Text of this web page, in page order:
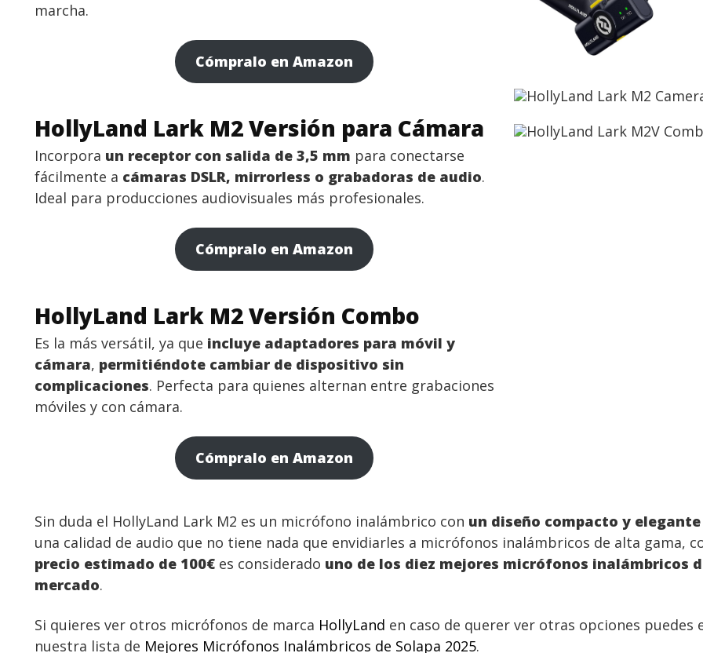
marcha.
Cómpralo en Amazon
HollyLand Lark M2 Versión para Cámara
Incorpora un receptor con salida de 3,5 mm para conectarse
fácilmente a cámaras DSLR, mirrorless o grabadoras de audio.
Ideal para producciones audiovisuales más profesionales.
Cómpralo en Amazon
HollyLand Lark M2 Versión Combo
Es la más versátil, ya que incluye adaptadores para móvil y
cámara, permitiéndote cambiar de dispositivo sin
complicaciones. Perfecta para quienes alternan entre grabaciones
móviles y con cámara.
Cómpralo en Amazon
Sin duda el HollyLand Lark M2 es un micrófono inalámbrico con un diseño compacto y elegante
una calidad de audio que no tiene nada que envidiarles a micrófonos inalámbricos de alta gama,
precio estimado de 100€ es considerado uno de los diez mejores micrófonos inalámbricos
mercado.
Si quieres ver otros micrófonos de marca HollyLand en caso de querer ver otras opciones puedes
nuestra lista de Mejores Micrófonos Inalámbricos de Solapa 2025.